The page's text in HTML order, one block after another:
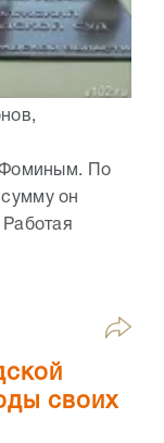
Фоминым. По
он
своих